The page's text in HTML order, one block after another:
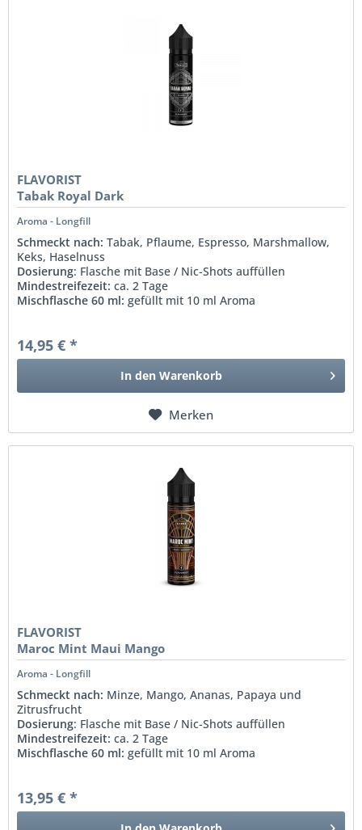
FLAVORIST
Tabak Royal Dark
Aroma - Longfill
Schmeckt nach: Tabak, Pflaume, Espresso, Marshmallow,
Keks, Haselnuss
Dosierung: Flasche mit Base / Nic-Shots auffüllen
Mindestreifezeit: ca. 2 Tage
Mischflasche 60 ml: gefüllt mit 10 ml Aroma
14,95 € *
In den Warenkorb
Merken
FLAVORIST
Maroc Mint Maui Mango
Aroma - Longfill
Schmeckt nach: Minze, Mango, Ananas, Papaya und
Zitrusfrucht
Dosierung: Flasche mit Base / Nic-Shots auffüllen
Mindestreifezeit: ca. 2 Tage
Mischflasche 60 ml: gefüllt mit 10 ml Aroma
13,95 € *